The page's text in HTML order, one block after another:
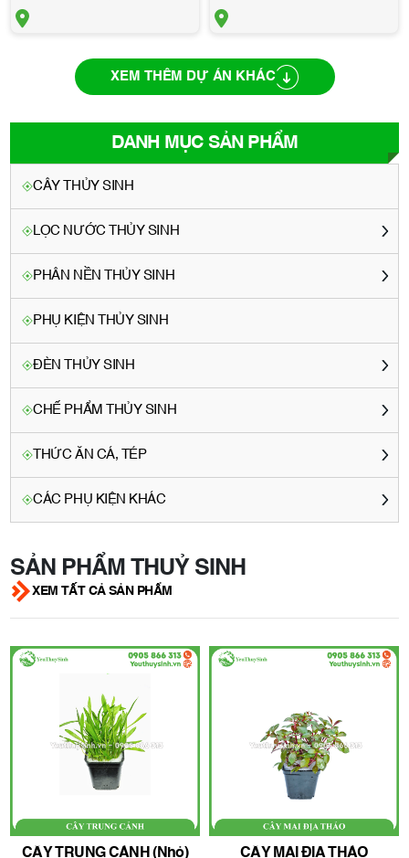
XEM THÊM DỰ ÁN KHÁC
DANH MỤC SẢN PHẨM
CÂY THỦY SINH
LỌC NƯỚC THỦY SINH
PHÂN NỀN THỦY SINH
PHỤ KIỆN THỦY SINH
ĐÈN THỦY SINH
CHẾ PHẨM THỦY SINH
THỨC ĂN CÁ, TÉP
CÁC PHỤ KIỆN KHÁC
SẢN PHẨM THUỶ SINH
XEM TẤT CẢ SẢN PHẨM
CÂY TRUNG CẢNH (nhỏ) CÂY MAI ĐỊA THẢO